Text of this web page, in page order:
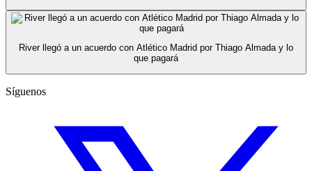
River llegó a un acuerdo con Atlético Madrid por Thiago Almada y lo
que pagará
Síguenos